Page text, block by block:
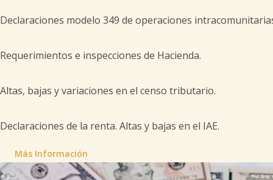
Declaraciones modelo 349 de operaciones
Requerimientos e inspecciones de Hacienda.
Altas, bajas y variaciones en el censo tributario.
Declaraciones de la renta. Altas y bajas en el IAE.
Más Información